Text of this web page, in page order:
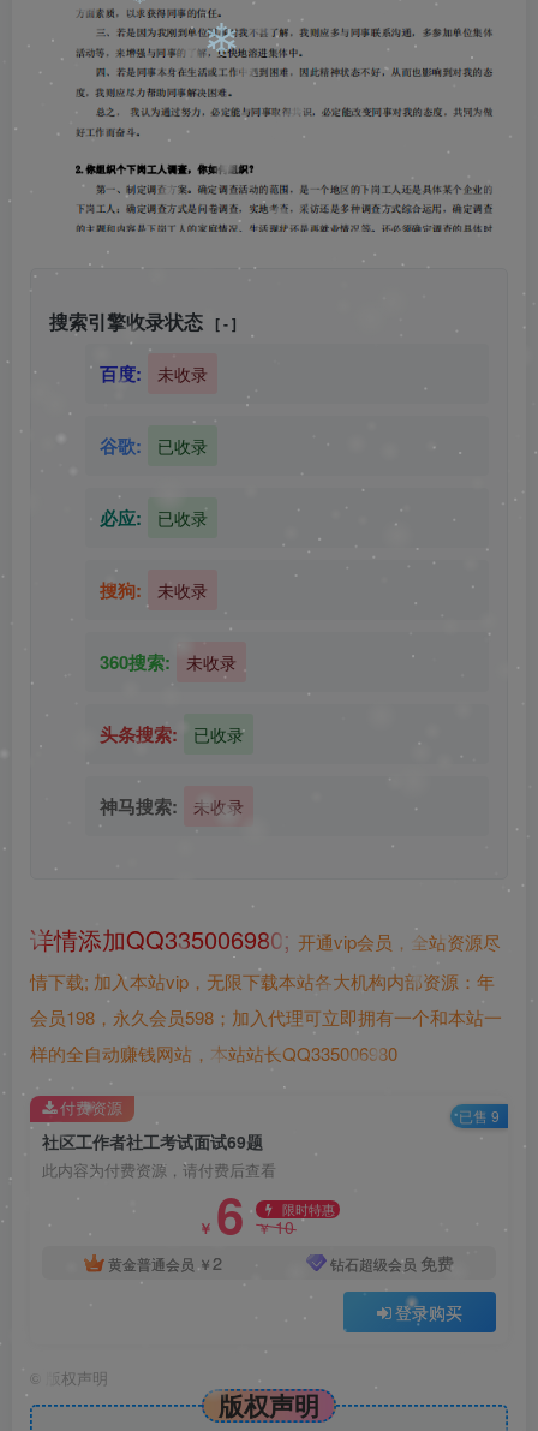
搜索引擎收录状态 [ - ]
百度: 未收录
谷歌: 已收录
必应: 已收录
搜狗: 未收录
360搜索: 未收录
头条搜索: 已收录
神马搜索: 未收录
详情添加QQ335006980; 开通vip会员，全站资源尽
情下载; 加入本站vip，无限下载本站各大机构内部资源：年
会员198，永久会员598；加入代理可立即拥有一个和本站一
样的全自动赚钱网站，本站站长QQ335006980
社区工作者社工考试面试69题
此内容为付费资源，请付费后查看
￥ 6 限时特惠
￥10
黄金普通会员 ￥2 钻石超级会员 免费
登录购买
付费资源 已售 9
© 版权声明
版权声明
❄
❄
❄